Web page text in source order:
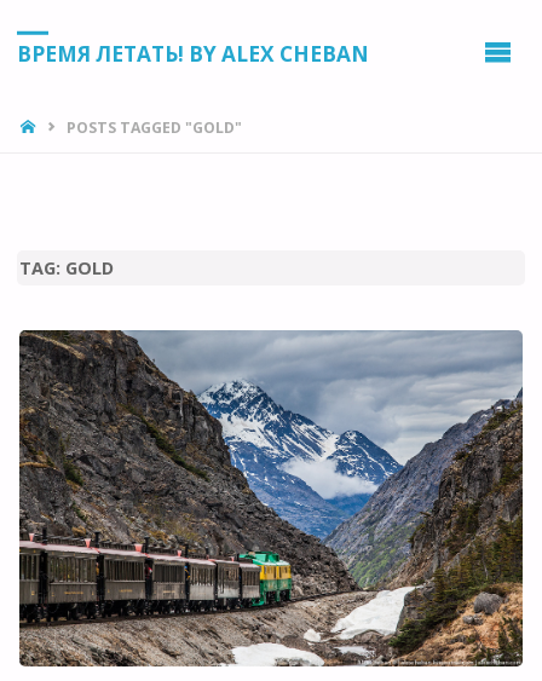
ВРЕМЯ ЛЕТАТЬ! BY ALEX CHEBAN
HOMEPOSTS TAGGED "GOLD"
TAG: GOLD